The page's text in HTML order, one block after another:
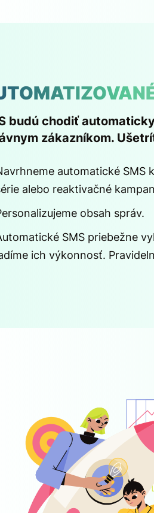
budú chodiť
zákazníkom.
automatické SMS
alebo reaktivačné
obsah správ.
SMS priebežne
ich výkonnosť.